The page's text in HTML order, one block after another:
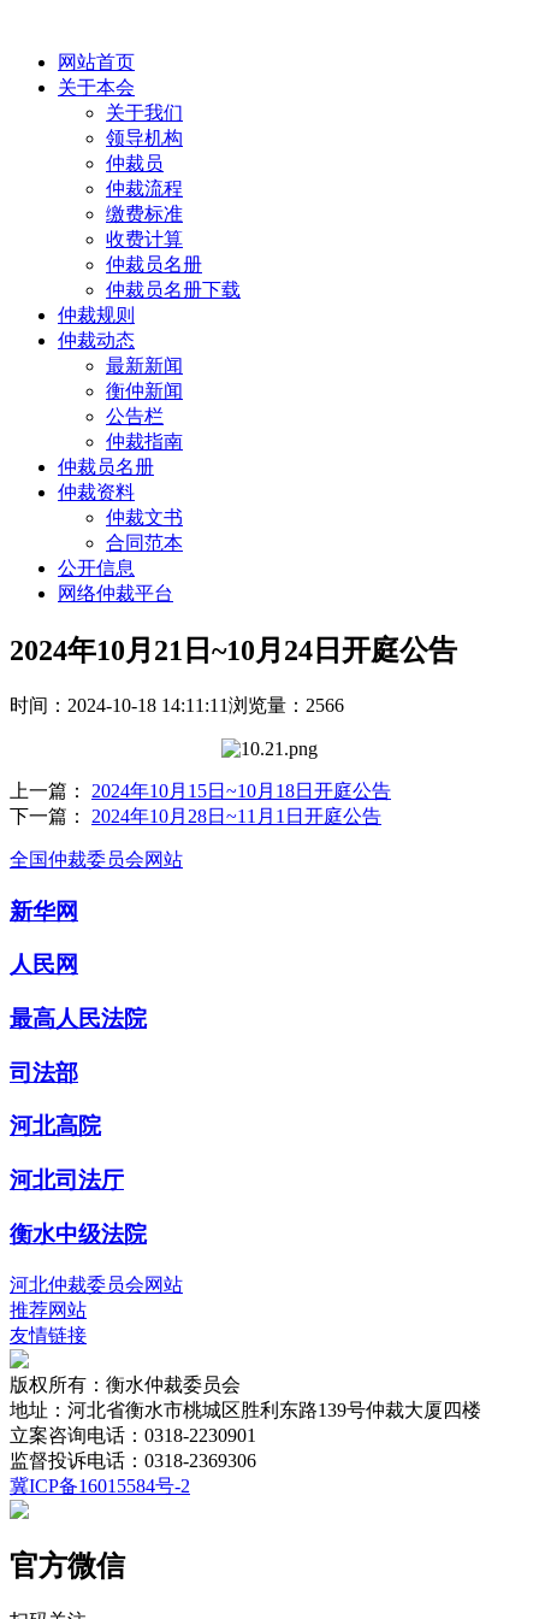
网站首页
关于本会
关于我们
领导机构
仲裁员
仲裁流程
缴费标准
收费计算
仲裁员名册
仲裁员名册下载
仲裁规则
仲裁动态
最新新闻
衡仲新闻
公告栏
仲裁指南
仲裁员名册
仲裁资料
仲裁文书
合同范本
公开信息
网络仲裁平台
2024年10月21日~10月24日开庭公告
时间：2024-10-18 14:11:11浏览量：2566
上一篇： 2024年10月15日~10月18日开庭公告
下一篇： 2024年10月28日~11月1日开庭公告
全国仲裁委员会网站
新华网
人民网
最高人民法院
司法部
河北高院
河北司法厅
衡水中级法院
河北仲裁委员会网站
推荐网站
友情链接
版权所有：衡水仲裁委员会
地址：河北省衡水市桃城区胜利东路139号仲裁大厦四楼
立案咨询电话：0318-2230901
监督投诉电话：0318-2369306
冀ICP备16015584号-2
官方微信